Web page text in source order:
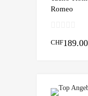
Romeo
CHF189.00